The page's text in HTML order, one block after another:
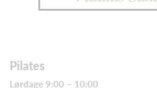
Pilates
Lørdage 9:00 – 10:00